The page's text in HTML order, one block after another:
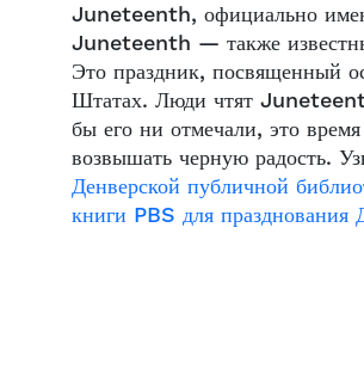
Juneteenth, официально
Juneteenth — также
Это праздник, посвященный
Штатах. Люди чтят
бы его ни отмечали, это
возвышать черную радость.
Денверской публичной
книги PBS для празднования